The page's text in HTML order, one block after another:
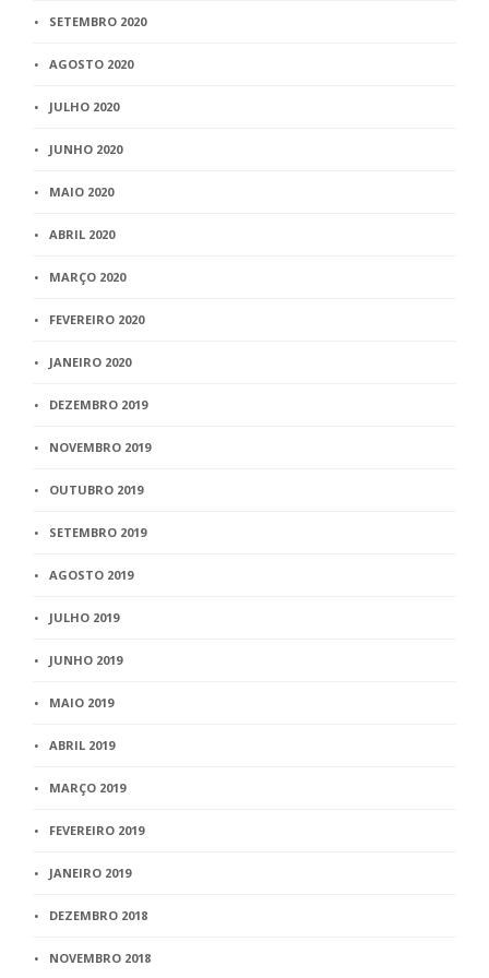
SETEMBRO 2020
AGOSTO 2020
JULHO 2020
JUNHO 2020
MAIO 2020
ABRIL 2020
MARÇO 2020
FEVEREIRO 2020
JANEIRO 2020
DEZEMBRO 2019
NOVEMBRO 2019
OUTUBRO 2019
SETEMBRO 2019
AGOSTO 2019
JULHO 2019
JUNHO 2019
MAIO 2019
ABRIL 2019
MARÇO 2019
FEVEREIRO 2019
JANEIRO 2019
DEZEMBRO 2018
NOVEMBRO 2018